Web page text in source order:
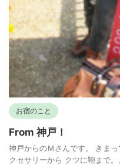
お宿のこと
From 神戸！
神戸からのＭさんです。 きま
クセサリーから クツに鞄まで